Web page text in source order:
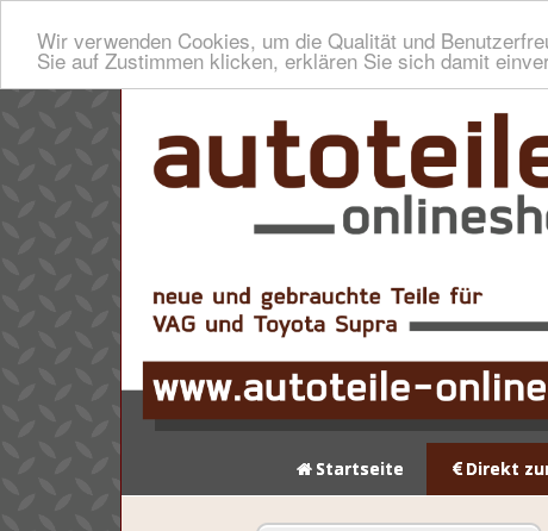
Wir verwenden Cookies, um die Qualität und
Sie auf Zustimmen klicken, erklären Sie sich damit
Startseite Direkt